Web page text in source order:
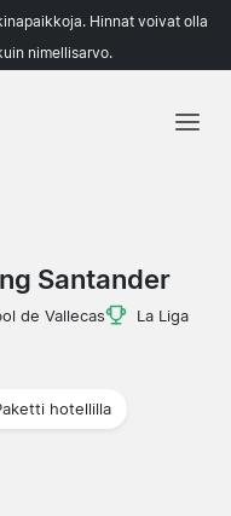
Hinnat voivat olla
nimellisarvo.
Santander
de Vallecas
La Liga
hotellilla